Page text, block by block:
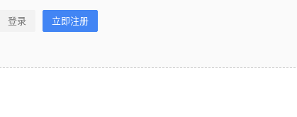
登录 立即注册